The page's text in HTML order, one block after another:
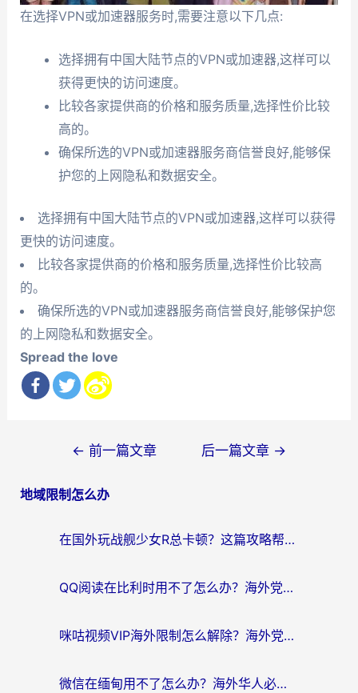
在选择VPN或加速器服务时,需要注意以下几点:
选择拥有中国大陆节点的VPN或加速器,这样可以
获得更快的访问速度。
比较各家提供商的价格和服务质量,选择性价比较
高的。
确保所选的VPN或加速器服务商信誉良好,能够保
护您的上网隐私和数据安全。
选择拥有中国大陆节点的VPN或加速器,这样可以获得
更快的访问速度。
比较各家提供商的价格和服务质量,选择性价比较高
的。
确保所选的VPN或加速器服务商信誉良好,能够保护您
的上网隐私和数据安全。
Spread the love
导
← 前一篇文章 后一篇文章 →
地域限制怎么办
在国外玩战舰少女R总卡顿？这篇攻略帮你流畅开舰+解锁国内影音
QQ阅读在比利时用不了怎么办？海外党亲测的跨区上网解决方案
咪咕视频VIP海外限制怎么解除？海外党亲测有效的回国加速方案
微信在缅甸用不了怎么办？海外华人必看的回国加速全攻略